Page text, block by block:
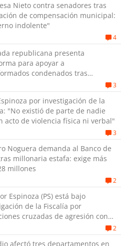
Nieto contra senadores tras
de compensación municipal:
indolente"
4
republicana presenta
para apoyar a
condenados tras
3
por investigación de la
"No existió de parte de nadie
acto de violencia física ni verbal"
3
Noguera demanda al Banco de
millonaria estafa: exige más
millones
2
Espinoza (PS) está bajo
de la Fiscalía por
cruzadas de agresión con
2
afectó tres departamentos en